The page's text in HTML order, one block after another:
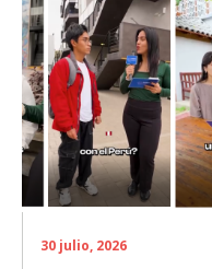
30 julio, 2026